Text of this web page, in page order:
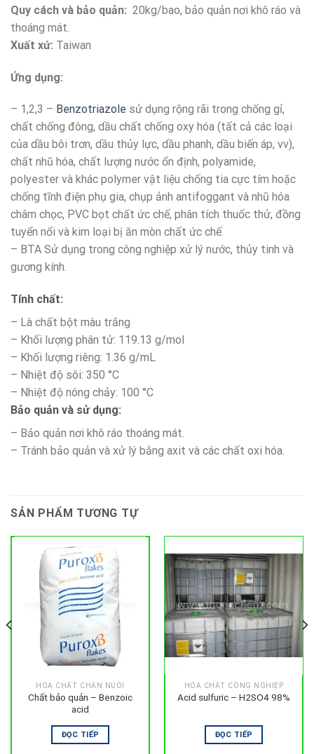
Quy cách và bảo quản: 20kg/bao, bảo quản nơi khô ráo và
thoáng mát.
Xuất xứ: Taiwan
Ứng dụng:
– 1,2,3 – Benzotriazole sử dụng rộng rãi trong chống gỉ,
chất chống đông, dầu chất chống oxy hóa (tất cả các loại
của dầu bôi trơn, dầu thủy lực, dầu phanh, dầu biến áp, vv),
chất nhũ hóa, chất lượng nước ổn định, polyamide,
polyester và khác polymer vật liệu chống tia cực tím hoặc
chống tĩnh điện phụ gia, chụp ảnh antifoggant và nhũ hóa
châm chọc, PVC bọt chất ức chế, phân tích thuốc thử, đồng
tuyển nổi và kim loại bị ăn mòn chất ức chế.
– BTA Sử dụng trong công nghiệp xử lý nước, thủy tinh và
gương kính.
Tính chất:
– Là chất bột màu trắng
– Khối lượng phân tử: 119.13 g/mol
– Khối lượng riêng: 1.36 g/mL
– Nhiệt độ sôi: 350 °C
– Nhiệt độ nóng chảy: 100 °C
Bảo quản và sử dụng:
– Bảo quản nơi khô ráo thoáng mát.
– Tránh bảo quản và xử lý bằng axit và các chất oxi hóa.
SẢN PHẨM TƯƠNG TỰ
HÓA CHẤT CHĂN NUÔI
Chất bảo quản – Benzoic
acid
ĐỌC TIẾP
HÓA CHẤT CÔNG NGHIỆP
Acid sulfuric – H2SO4 98%
ĐỌC TIẾP